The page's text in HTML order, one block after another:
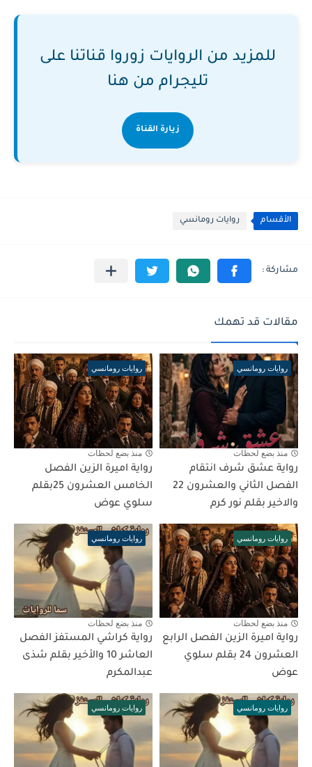
للمزيد من الروايات زوروا قناتنا على
تليجرام من هنا
زيارة القناة
الأقسام روايات رومانسي
مقالات قد تهمك
روايات رومانسي
منذ بضع لحظات
رواية عشق شرف انتقام
الفصل الثاني والعشرون 22
والاخير بقلم نور كرم
روايات رومانسي
منذ بضع لحظات
رواية اميرة الزين الفصل
الخامس العشرون 25بقلم
سلوي عوض
روايات رومانسي
منذ بضع لحظات
رواية اميرة الزين الفصل الرابع
العشرون 24 بقلم سلوي
عوض
روايات رومانسي
منذ بضع لحظات
رواية كراشي المستفز الفصل
العاشر 10 والأخير بقلم شذى
عبدالمكرم
روايات رومانسي روايات رومانسي